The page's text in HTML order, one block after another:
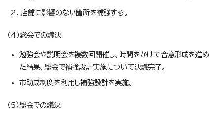
店舗に影響のない箇所を補強する。
（4）総会での議決
勉強会や説明会を複数回開催し、時間をかけて合意形成を進め
た結果、総会で補強設計実施について決議完了。
市助成制度を利用し補強設計を実施。
（5）総会での議決